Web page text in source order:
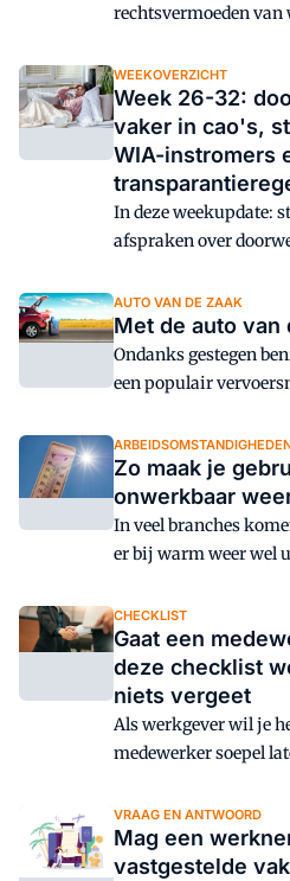
rechtsvermoeden
uurtarief stijgt steeds
lonen.
WEEKOVERZICHT
Week 26-32:
vaker in cao's,
WIA-instromers
In deze weekupdate:
afspraken over
klachten in de WIA
2 augustus gelden
AI gebruiken.
AUTO VAN DE ZAAK
Met de auto van
Ondanks gestegen
een populair
verschillende
bieden, zoals het
van een andere auto of
vakantieauto. Het
zaak tijdens de
Zo maak je
onwerkbaar
In veel branches
er bij warm weer wel
sommige beroepen
domweg te heet om
verplichtingen als
op finance?
CHECKLIST
Gaat een
deze checklist
niets vergeet
Als werkgever wil je
medewerker soepel
VRAAG EN ANTWOORD
Mag een
vastgestelde